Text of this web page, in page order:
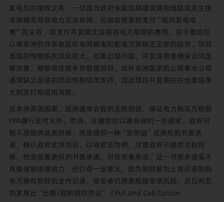
发电后的接收义务，一旦因为政府未能如期建设输电线路或发生技
术障碍而导致电力无法并网，应由政府承担支付“视同发电电
费”的义务，即支付开发商无法接收电力期间的费用。由于撒哈拉
以南非洲的许多地区在电网输电和配电方面缺乏足够的投资，项目
面临的传输系统风险较大。如果出现问题，开发商需要确保合同足
够完善，能够偿还债务并管理项目。此外非洲国家的公用事业公司
通常缺乏足够的流动性和信用支持，因此项目开发商往往也面临很
大的支付和信用风险。
在非洲英语国家，政府通常会提供主权担保，保证电力购买方根据
PPA履行支付义务。然而，在撒哈拉以南非洲的一些国家，政府可
能不愿提供此类担保，而是提供一种“安慰函”或类似的书面承
诺，确认政府支持项目。以肯尼亚为例，尽管政府不提供主权担
保，但会签署类似的书面承诺。对投资者来说，这一书面承诺虽不
具备强制法律效力，但仍有一定意义。因为到目前为止肯尼亚的购
电方拥有较好的支付记录，投资者仍愿意能接受该风险。尼日利亚
则发展出“出售/回购期权协议”（Put and Call Option